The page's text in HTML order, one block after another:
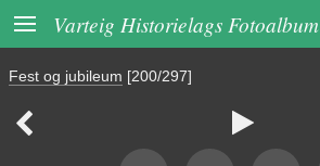
 Varteig Historielags Fotoalbum
Fest og jubileum [200/297]
 